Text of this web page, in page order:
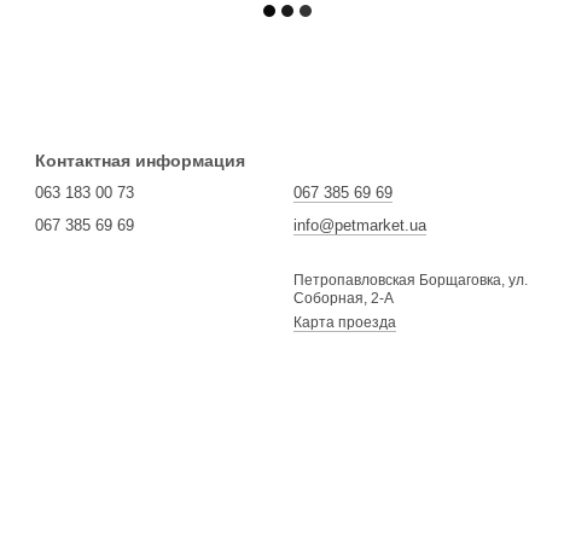
Контактная информация
063 183 00 73
067 385 69 69
067 385 69 69
info@petmarket.ua
Петропавловская Борщаговка, ул.
Соборная, 2-А
Карта проезда